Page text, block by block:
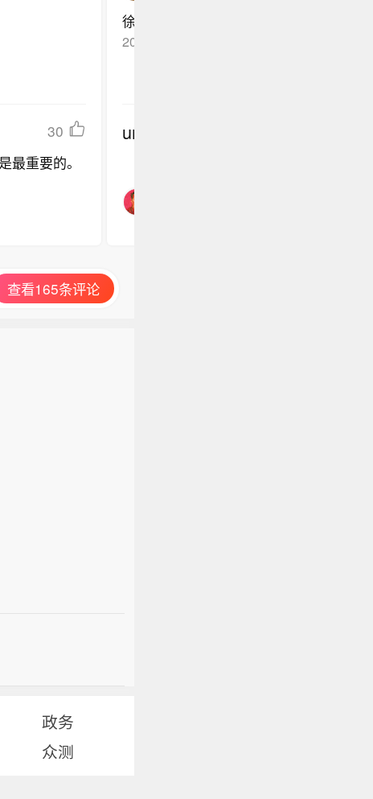
30
重要的。
徐昕休赛期应该去少林寺修炼易筋经，
2026-06-04
undefined
查看165条评论
政务
众测